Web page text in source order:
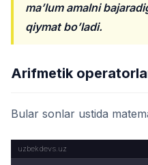
ma’lum amalni
qiymat bo’ladi.
Arifmetik
Bular sonlar ustida